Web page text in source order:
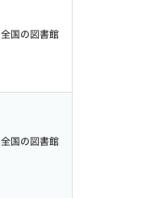
全国の図書館
全国の図書館